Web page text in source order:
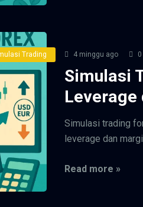
Trading 4 minggu ago 0
Simulasi
Leverage
Simulasi trading
leverage dan
Read more »